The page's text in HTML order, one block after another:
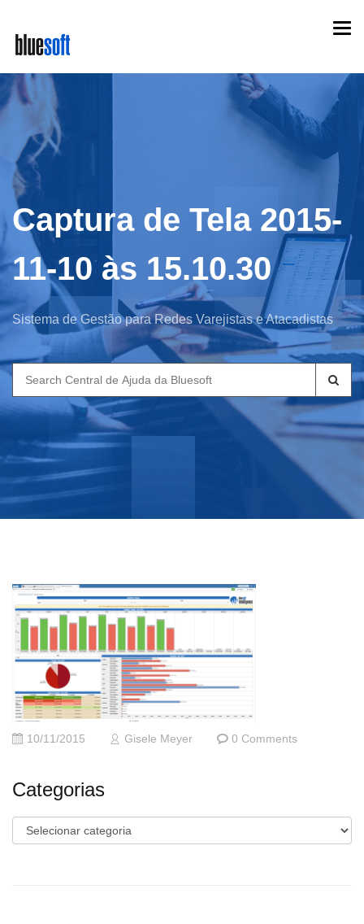
main
content
Captura de Tela 2015-
11-10 às 15.10.30
Sistema de Gestão para Redes Varejistas e Atacadistas
Search
for:
10/11/2015 Gisele Meyer 0 Comments
Categorias
Categorias